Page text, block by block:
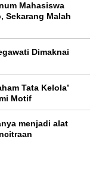
Mahasiswa
Sekarang Malah
Dimaknai
Tata Kelola’
Motif
menjadi alat